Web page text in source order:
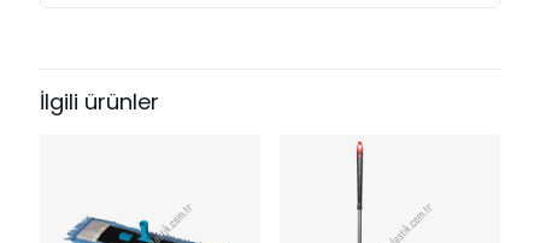
İlgili ürünler